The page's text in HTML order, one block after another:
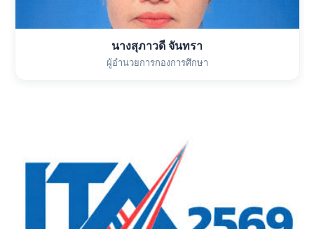
นางสุภาวดี จันทรา
ผู้อำนวยการกองการศึกษา